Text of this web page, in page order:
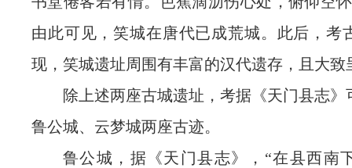
由此可见，笑城在唐代已成荒城。此后，考
现，笑城遗址周围有丰富的汉代遗存，且大致
除上述两座古城遗址，考据《天门县志》
鲁公城、云梦城两座古迹。
鲁公城，据《天门县志》，“在县西南